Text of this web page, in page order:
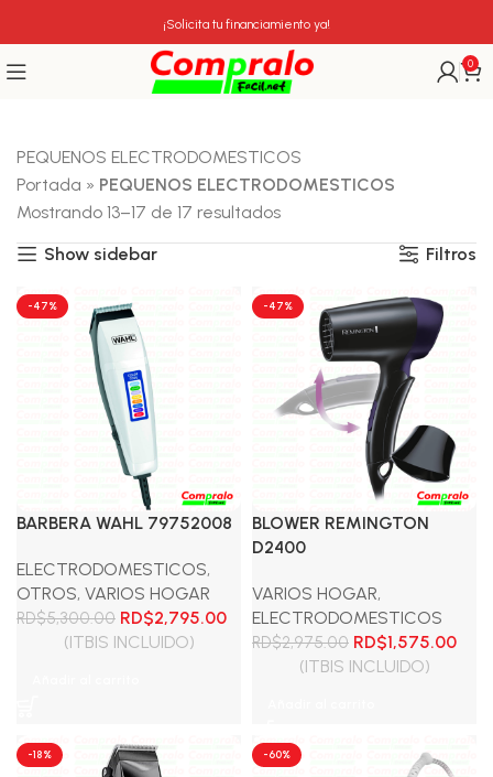
¡Solicita tu financiamiento ya!
0
PEQUENOS ELECTRODOMESTICOS
Portada » PEQUENOS ELECTRODOMESTICOS
Mostrando 13–17 de 17 resultados
Show sidebar
Filtros
-47%
BARBERA WAHL 79752008
ELECTRODOMESTICOS,
OTROS, VARIOS HOGAR
RD$5,300.00 El
precio
RD$2,795.00El
precio
(ITBIS INCLUIDO)
-47%
BLOWER REMINGTON
D2400
VARIOS HOGAR,
ELECTRODOMESTICOS
RD$2,975.00 El
precio
RD$1,575.00El
(ITBIS INCLUIDO)
-18% -60%